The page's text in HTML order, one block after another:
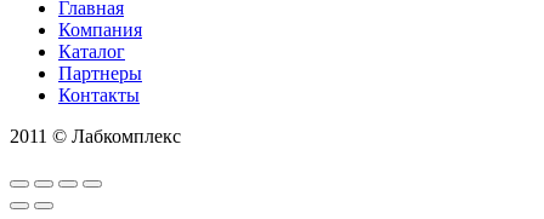
Главная
Компания
Каталог
Партнеры
Контакты
2011 © Лабкомплекс